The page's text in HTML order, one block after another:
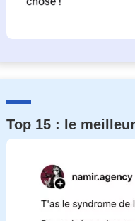
Top 15 : le